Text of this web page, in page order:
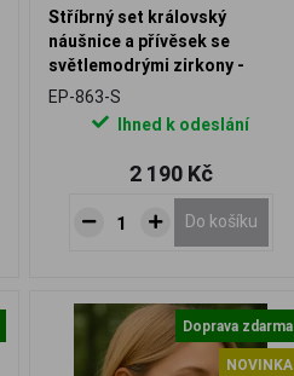
Stříbrný set královský
náušnice a přívěsek se
světlemodrými zirkony -
luxusní design
EP-863-S
Ihned k odeslání
2 190 Kč
Do košíku
Doprava zdarma
NOVINKA